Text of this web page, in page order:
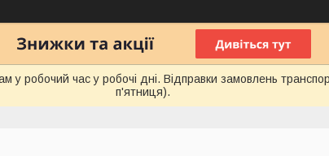
час у робочі дні. Відправки замовлень
п'ятниця).